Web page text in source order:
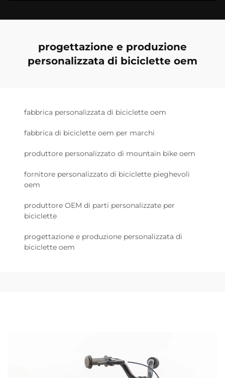
progettazione e produzione
personalizzata di biciclette oem
fabbrica personalizzata di biciclette oem
fabbrica di biciclette oem per marchi
produttore personalizzato di mountain bike oem
fornitore personalizzato di biciclette pieghevoli
oem
produttore OEM di parti personalizzate per
biciclette
progettazione e produzione personalizzata di
biciclette oem